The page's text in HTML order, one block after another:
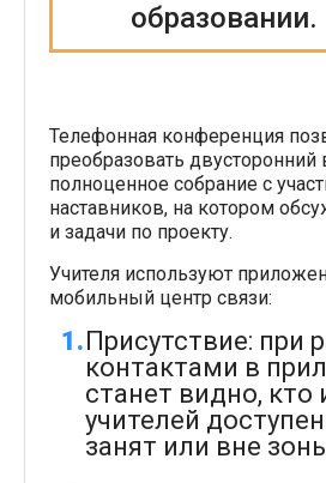
образовании.
Телефонная конференция
преобразовать
полноценное собрание с
наставников, на котором
и задачи по проекту.
Учителя используют
мобильный центр связи:
Присутствие: при
контактами в
станет видно, кто
учителей
занят или вне